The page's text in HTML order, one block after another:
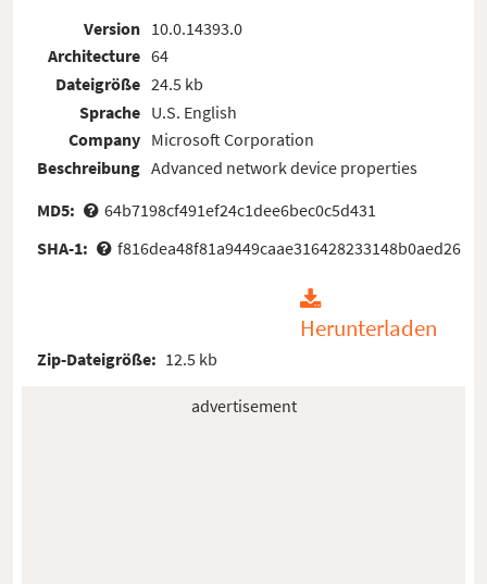
Version
Architecture
Dateigröße
Sprache
Company
Beschreibung
10.0.14393.0
64
24.5 kb
U.S. English
Microsoft Corporation
Advanced network device properties
MD5:
64b7198cf491ef24c1dee6bec0c5d431
SHA-1:
f816dea48f81a9449caae316428233148b0aed26
Herunterladen
Zip-Dateigröße: 12.5 kb
advertisement